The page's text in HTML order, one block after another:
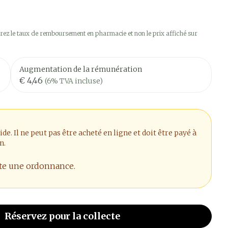
le taux de remboursement en pharmacie et non le prix affiché sur
Augmentation de la rémunération
€ 4,46 (6% TVA incluse)
Il ne peut pas être acheté en ligne et doit être payé à
une ordonnance.
Réservezpour la collecte